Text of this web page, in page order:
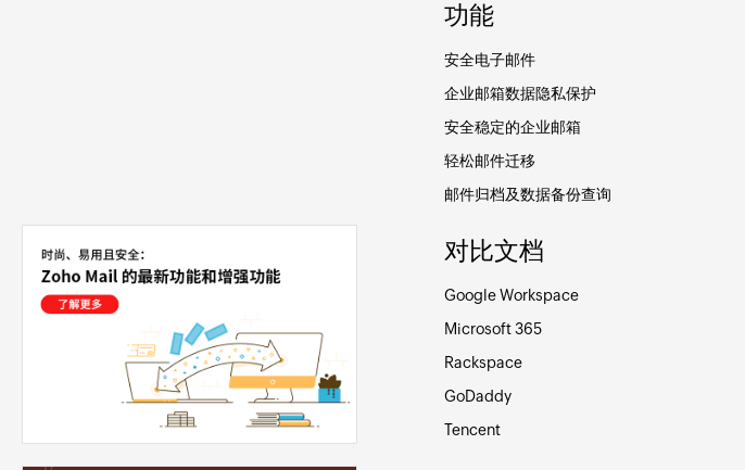
功能
安全电子邮件
企业邮箱数据隐私保护
安全稳定的企业邮箱
轻松邮件迁移
邮件归档及数据备份查询
对比文档
Google Workspace
Microsoft 365
Rackspace
GoDaddy
Tencent